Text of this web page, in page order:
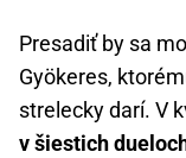
Presadiť by sa
Gyökeres,
strelecky darí. V
v šiestich